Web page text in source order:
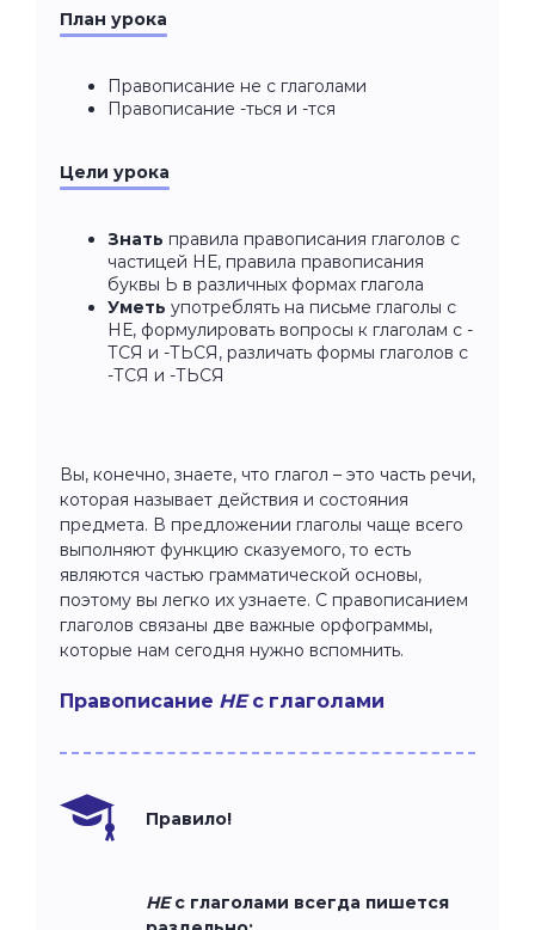
План урока
Правописание не с глаголами
Правописание -ться и -тся
Цели урока
Знать правила правописания глаголов с
частицей НЕ, правила правописания
буквы Ь в различных формах глагола
Уметь употреблять на письме глаголы с
НЕ, формулировать вопросы к глаголам с -
ТСЯ и -ТЬСЯ, различать формы глаголов с
-ТСЯ и -ТЬСЯ
Вы, конечно, знаете, что глагол – это часть речи,
которая называет действия и состояния
предмета. В предложении глаголы чаще всего
выполняют функцию сказуемого, то есть
являются частью грамматической основы,
поэтому вы легко их узнаете. С правописанием
глаголов связаны две важные орфограммы,
которые нам сегодня нужно вспомнить.
Правописание НЕс глаголами
Правило!
НЕс глаголами всегда пишется